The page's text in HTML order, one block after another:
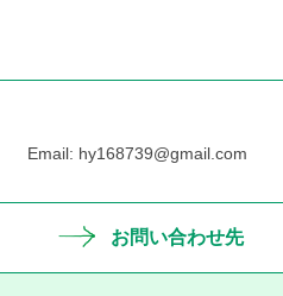
Email: hy168739@gmail.com
お問い合わせ先